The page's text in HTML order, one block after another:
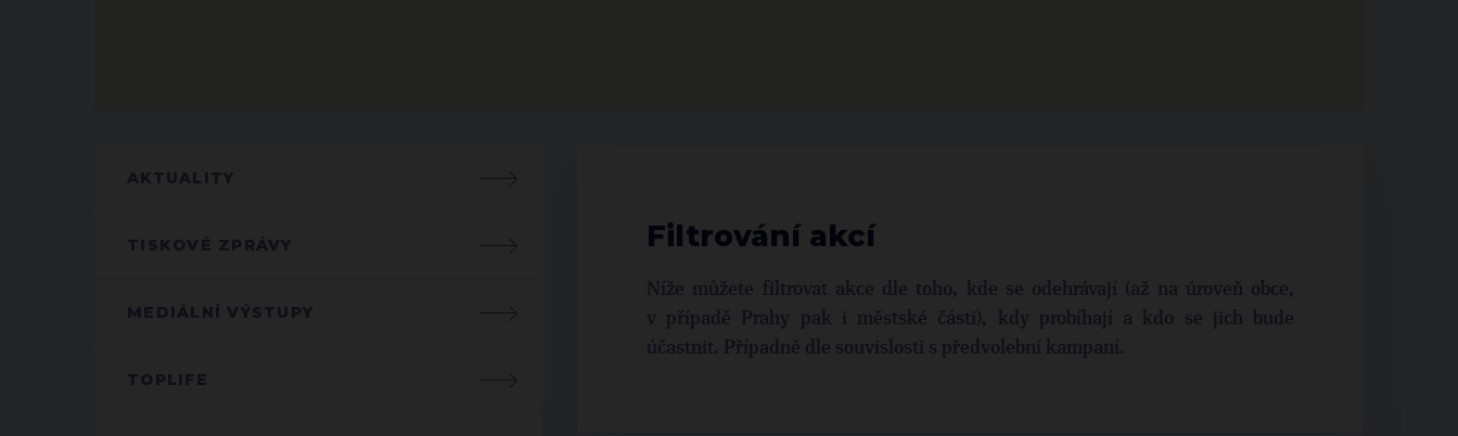
AKTUALITY
TISKOVÉ ZPRÁVY
MEDIÁLNÍ VÝSTUPY
TOPLIFE
Filtrování akcí
Níže můžete filtrovat akce dle toho, kde se odehrávají (až na úroveň obce,
v případě Prahy pak i městské části), kdy probíhají a kdo se jich bude
účastnit. Případně dle souvislosti s předvolební kampaní.